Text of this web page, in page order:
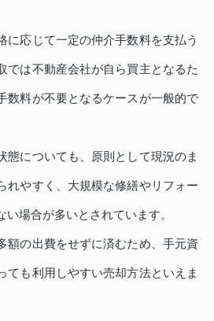
に応じて一定の仲介手数料を支払う
では不動産会社が自ら買主となるた
数料が不要となるケースが一般的で
態についても、原則として現況のま
れやすく、大規模な修繕やリフォー
い場合が多いとされています。
額の出費をせずに済むため、手元資
ても利用しやすい売却方法といえま